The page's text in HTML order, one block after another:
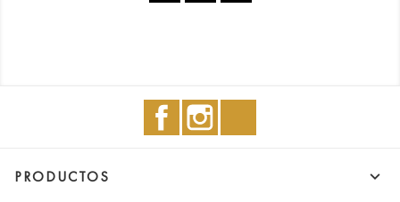
Facebook
PRODUCTOS 